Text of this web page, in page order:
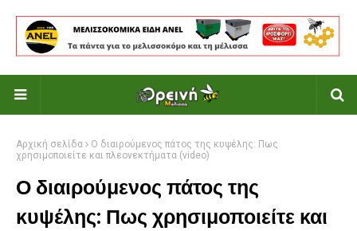
Αρχική σελίδα
Ο διαιρούμενος πάτος της κυψέλης: Πως
χρησιμοποιείτε και πλεονεκτήματα (video)
Ο διαιρούμενος πάτος της
κυψέλης: Πως χρησιμοποιείτε και